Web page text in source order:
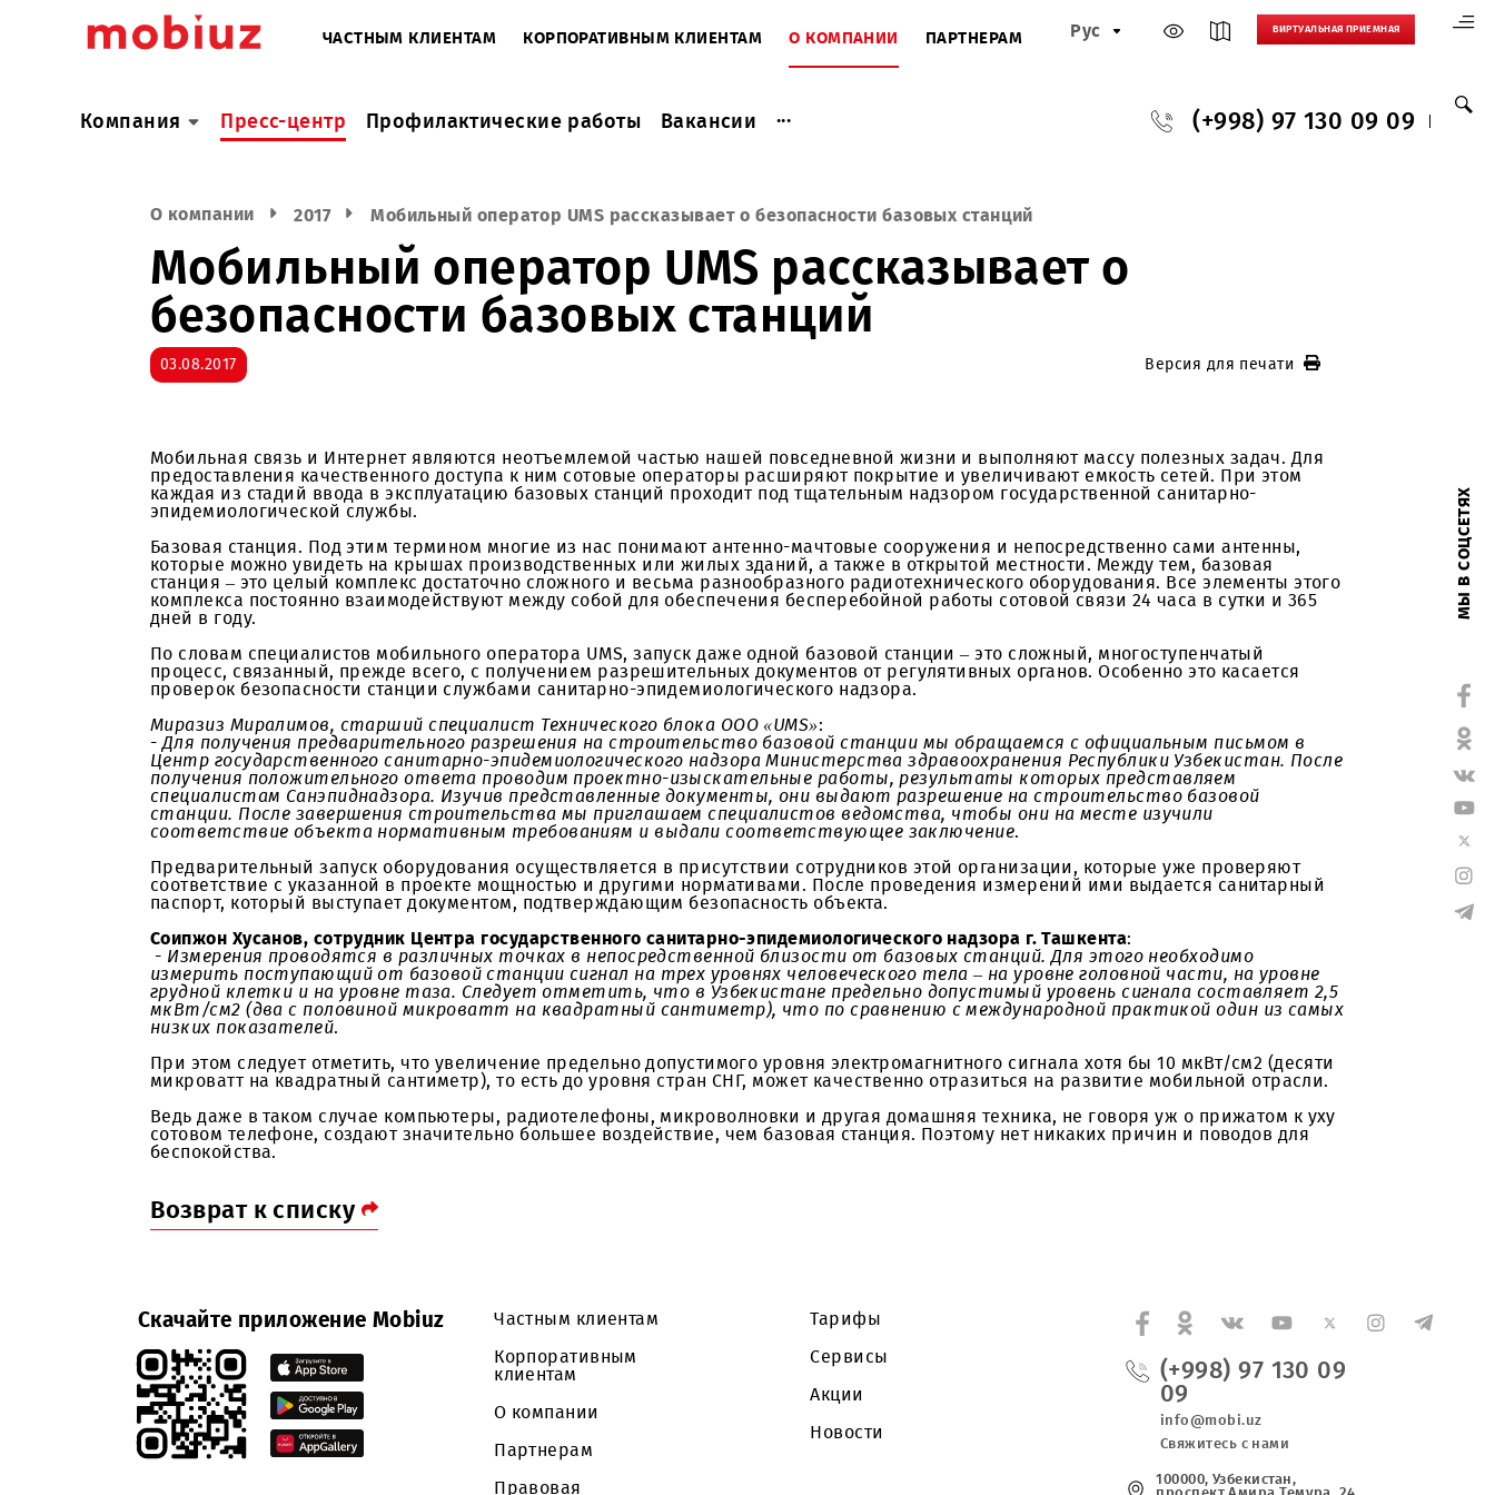
ЧАСТНЫМ КЛИЕНТАМ КОРПОРАТИВНЫМ КЛИЕНТАМ О КОМПАНИИ ПАРТНЕРАМ Рус
Компания Пресс-центр Профилактические работы Вакансии (+998) 97
Мобильный оператор UMS рассказывает о безопасности базовых станций
Мобильный оператор UMS рассказывает о
безопасности базовых станций
Мобильная связь и Интернет являются неотъемлемой частью нашей повседневной жизни и выполняют массу полезных задач. Для
предоставления качественного доступа к ним сотовые операторы расширяют покрытие и увеличивают емкость сетей. При этом
каждая из стадий ввода в эксплуатацию базовых станций проходит под тщательным надзором государственной санитарно-
эпидемиологической службы.
Базовая станция. Под этим термином многие из нас понимают антенно-мачтовые сооружения и непосредственно сами антенны,
которые можно увидеть на крышах производственных или жилых зданий, а также в открытой местности. Между тем, базовая
станция – это целый комплекс достаточно сложного и весьма разнообразного радиотехнического оборудования. Все элементы этого
комплекса постоянно взаимодействуют между собой для обеспечения бесперебойной работы сотовой связи 24 часа в сутки и 365
дней в году.
По словам специалистов мобильного оператора UMS, запуск даже одной базовой станции – это сложный, многоступенчатый
процесс, связанный, прежде всего, с получением разрешительных документов от регулятивных органов. Особенно это касается
проверок безопасности станции службами санитарно-эпидемиологического надзора.
Миразиз Миралимов, старший специалист Технического блока ООО «UMS»:
-Для получения предварительного разрешения на строительство базовой станции мы обращаемся с официальным письмом в
Центр государственного санитарно-эпидемиологического надзора Министерства здравоохранения Республики Узбекистан. После
получения положительного ответа проводим проектно-изыскательные работы, результаты которых представляем
специалистам Санэпиднадзора. Изучив представленные документы, они выдают разрешение на строительство базовой
станции. После завершения строительства мы приглашаем специалистов ведомства, чтобы они на месте изучили
Предварительный запуск оборудования осуществляется в присутствии сотрудников этой организации, которые уже проверяют
соответствие с указанной в проекте мощностью и другими нормативами. После проведения измерений ими выдается санитарный
паспорт, который выступает документом, подтверждающим безопасность объекта.
- Измерения проводятся в различных точках в непосредственной близости от базовых станций. Для этого необходимо
измерить поступающий от базовой станции сигнал на трех уровнях человеческого тела – на уровне головной части, на уровне
мкВт/см2 (два с половиной микроватт на квадратный сантиметр), что по сравнению с международной практикой один из самых
низких показателей.
микроватт на квадратный сантиметр), то есть до уровня стран СНГ, может качественно отразиться на развитие мобильной отрасли.
Возврат к списку
Скачайте приложение Mobiuz Частным клиентам